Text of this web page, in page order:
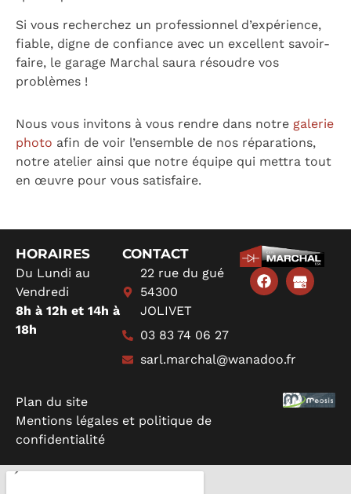
Si vous recherchez un professionnel d’expérience,
fiable, digne de confiance avec un excellent savoir-
faire, le garage Marchal saura résoudre vos
problèmes !
Nous vous invitons à vous rendre dans notre galerie
photo afin de voir l’ensemble de nos réparations,
notre atelier ainsi que notre équipe qui mettra tout
en œuvre pour vous satisfaire.
HORAIRES​
Du Lundi au
Vendredi
8h à 12h et 14h à
18h
CONTACT
22 rue du gué
54300
JOLIVET
03 83 74 06 27
sarl.marchal@wanadoo.fr
Plan du site
Mentions légales et politique de
confidentialité